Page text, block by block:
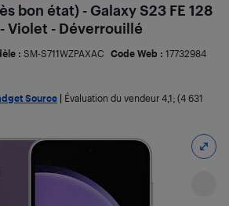
bon état) - Galaxy S23 FE 128
Violet - Déverrouillé
: SM-S711WZPAXAC Code Web : 17732984
Source Évaluation du vendeur 4,1; (4 631